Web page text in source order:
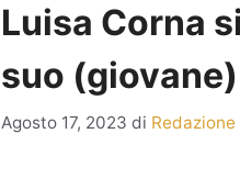
Luisa Corna
suo
Agosto 17, 2023 di Redazione